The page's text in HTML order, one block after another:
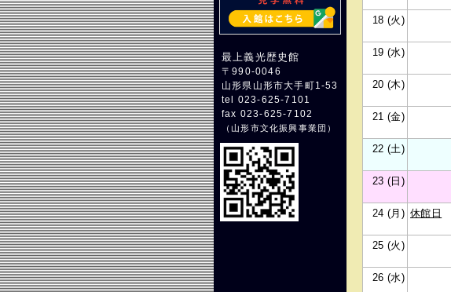
最上義光歴史館
〒990-0046
山形県山形市大手町1-53
tel 023-625-7101
fax 023-625-7102
（山形市文化振興事業団 ）
18 (火)
19 (水)
20 (木)
21 (金)
22 (土)
23 (日)
24 (月) 休館日
25 (火)
26 (水)